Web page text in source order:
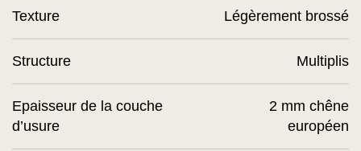
Texture Légèrement brossé
Structure Multiplis
Epaisseur de la couche
d’usure
2 mm chêne
européen